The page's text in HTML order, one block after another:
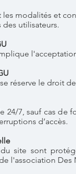
les modalités et
utilisateurs.
réserve le droit
24/7, sauf cas de
d’accès.
site sont
l'association Des